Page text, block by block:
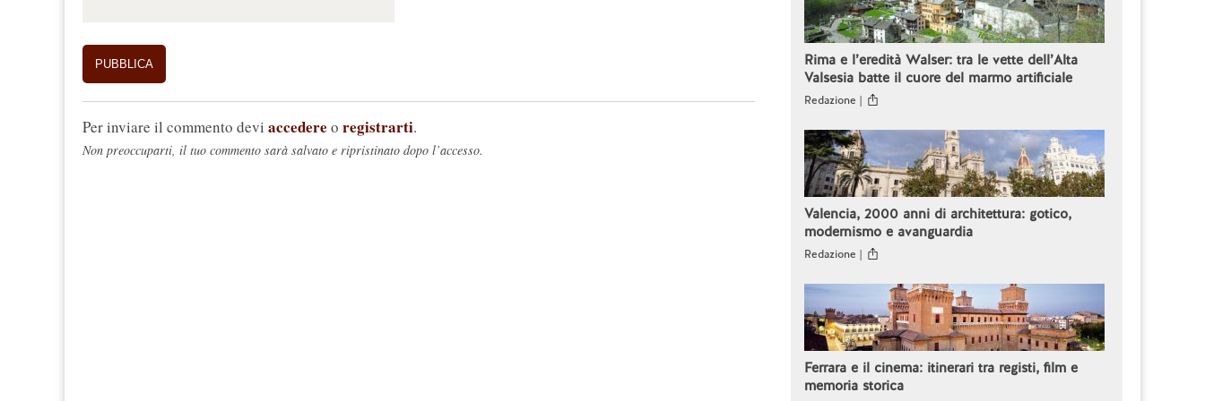
Per inviare il commento devi accedere o registrarti.
Non preoccuparti, il tuo commento sarà salvato e ripristinato dopo l’accesso.
Rima e l’eredità Walser: tra le vette dell’Alta
Valsesia batte il cuore del marmo artificiale
Redazione |
Valencia, 2000 anni di architettura: gotico,
modernismo e avanguardia
Redazione |
Ferrara e il cinema: itinerari tra registi, film e
memoria storica